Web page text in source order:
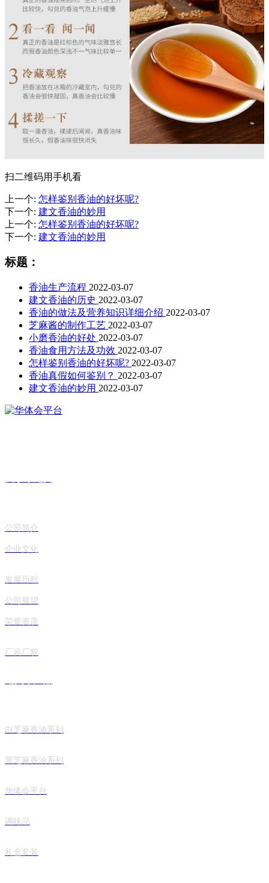
扫二维码用手机看
上一个: 怎样鉴别香油的好坏呢?
下一个: 建文香油的妙用
上一个: 怎样鉴别香油的好坏呢?
下一个: 建文香油的妙用
标题：
香油生产流程 2022-03-07
建文香油的历史 2022-03-07
香油的做法及营养知识详细介绍 2022-03-07
芝麻酱的制作工艺 2022-03-07
小磨香油的好处 2022-03-07
香油食用方法及功效 2022-03-07
怎样鉴别香油的好坏呢? 2022-03-07
香油真假如何鉴别？ 2022-03-07
建文香油的妙用 2022-03-07
公司简介
企业文化
发展历程
公司展望
荣誉资质
厂容厂貌
白芝麻香油系列
黑芝麻香油系列
华体会平台
调味品
礼盒套装